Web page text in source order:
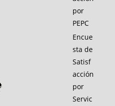
por
PEPC
Encue
sta de
Satisf
acción
por
Servic